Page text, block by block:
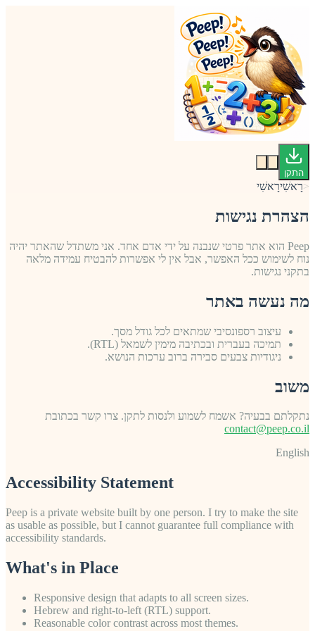
התקן
<רָאשִׁירָאשִׁי
הצהרת נגישות
Peep הוא אתר פרטי שנבנה על ידי אדם אחד. אני משתדל שהאתר יהיה
נוח לשימוש ככל האפשר, אבל אין לי אפשרות להבטיח עמידה מלאה
בתקני נגישות.
מה נעשה באתר
עיצוב רספונסיבי שמתאים לכל גודל מסך.
תמיכה בעברית ובכתיבה מימין לשמאל (RTL).
ניגודיות צבעים סבירה ברוב ערכות הנושא.
משוב
נתקלתם בבעיה? אשמח לשמוע ולנסות לתקן. צרו קשר בכתובת
contact@peep.co.il
English
Accessibility Statement
Peep is a private website built by one person. I try to make the site
as usable as possible, but I cannot guarantee full compliance with
accessibility standards.
What's in Place
Responsive design that adapts to all screen sizes.
Hebrew and right-to-left (RTL) support.
Reasonable color contrast across most themes.